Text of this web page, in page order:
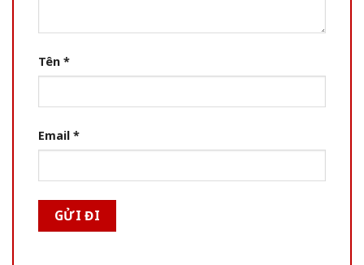
Tên *
Email *